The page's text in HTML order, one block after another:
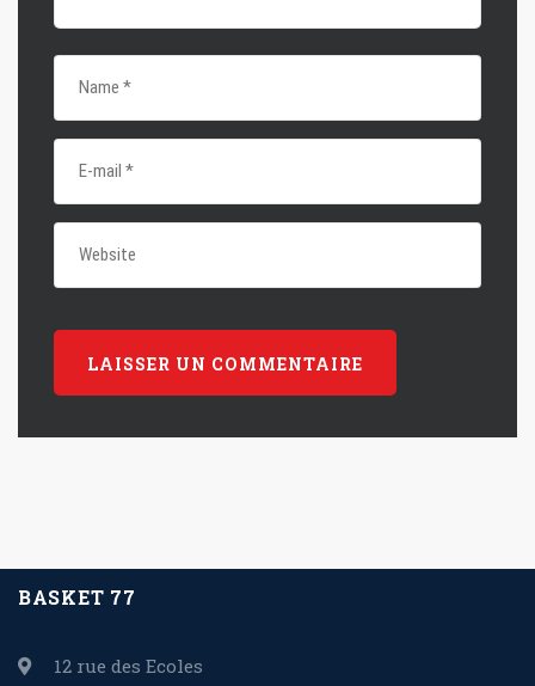
BASKET 77
12 rue des Ecoles